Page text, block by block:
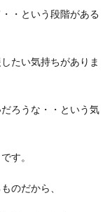
・という段階がある
たい気持ちがありま
ろうな・・という気
す。
のだから、